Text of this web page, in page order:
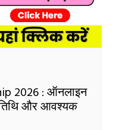
2026 : ऑनलाइन
और आवश्यक